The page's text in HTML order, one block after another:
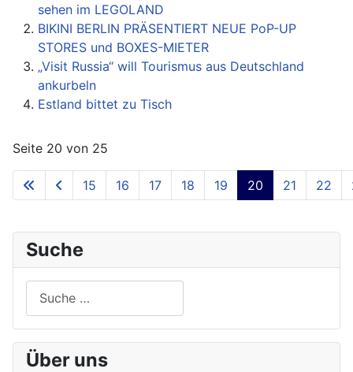
sehen im LEGOLAND
BIKINI BERLIN PRÄSENTIERT NEUE PoP-UP
STORES und BOXES-MIETER
„Visit Russia“ will Tourismus aus Deutschland
ankurbeln
Estland bittet zu Tisch
Seite 20 von 25
15 16 17 18 19 20 21 22
Suche
Über uns